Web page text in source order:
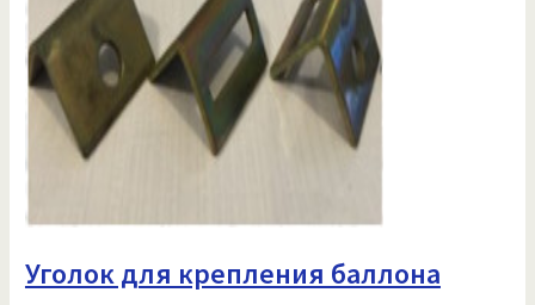
Уголок для крепления баллона